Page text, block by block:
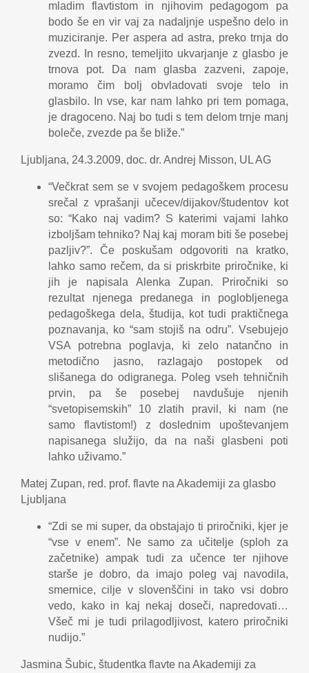
mladim flavtistom in njihovim pedagogom pa
bodo še en vir vaj za nadaljnje uspešno delo in
muziciranje. Per aspera ad astra, preko trnja do
zvezd. In resno, temeljito ukvarjanje z glasbo je
trnova pot. Da nam glasba zazveni, zapoje,
moramo čim bolj obvladovati svoje telo in
glasbilo. In vse, kar nam lahko pri tem pomaga,
je dragoceno. Naj bo tudi s tem delom trnje manj
boleče, zvezde pa še bliže.”
Ljubljana, 24.3.2009, doc. dr. Andrej Misson, UL AG
“Večkrat sem se v svojem pedagoškem procesu
srečal z vprašanji učecev/dijakov/študentov kot
so: “Kako naj vadim? S katerimi vajami lahko
izboljšam tehniko? Naj kaj moram biti še posebej
pazljiv?”. Če poskušam odgovoriti na kratko,
lahko samo rečem, da si priskrbite priročnike, ki
jih je napisala Alenka Zupan. Priročniki so
rezultat njenega predanega in poglobljenega
pedagoškega dela, študija, kot tudi praktičnega
poznavanja, ko “sam stojiš na odru”. Vsebujejo
VSA potrebna poglavja, ki zelo natančno in
metodično jasno, razlagajo postopek od
slišanega do odigranega. Poleg vseh tehničnih
prvin, pa še posebej navdušuje njenih
“svetopisemskih” 10 zlatih pravil, ki nam (ne
samo flavtistom!) z doslednim upoštevanjem
napisanega služijo, da na naši glasbeni poti
lahko uživamo.”
Matej Zupan, red. prof. flavte na Akademiji za glasbo
Ljubljana
“Zdi se mi super, da obstajajo ti priročniki, kjer je
“vse v enem”. Ne samo za učitelje (sploh za
začetnike) ampak tudi za učence ter njihove
starše je dobro, da imajo poleg vaj navodila,
smernice, cilje v slovenščini in tako vsi dobro
vedo, kako in kaj nekaj doseči, napredovati…
Všeč mi je tudi prilagodljivost, katero priročniki
nudijo.”
Jasmina Šubic, študentka flavte na Akademiji za